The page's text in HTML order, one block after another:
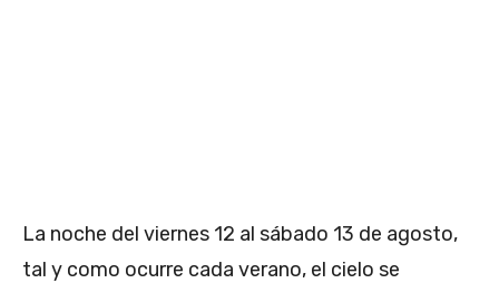
La noche del viernes 12 al sábado 13 de agosto,
tal y como ocurre cada verano, el cielo se